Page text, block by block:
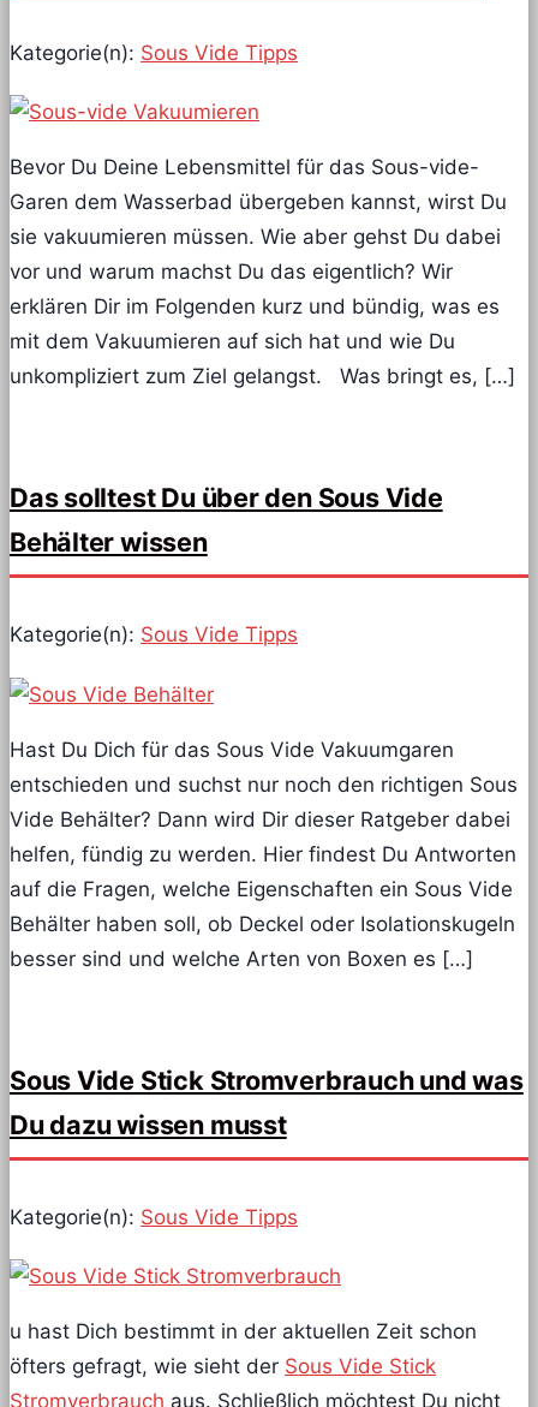
Kategorie(n): Sous Vide Tipps
Bevor Du Deine Lebensmittel für das Sous-vide-
Garen dem Wasserbad übergeben kannst, wirst Du
sie vakuumieren müssen. Wie aber gehst Du dabei
vor und warum machst Du das eigentlich? Wir
erklären Dir im Folgenden kurz und bündig, was es
mit dem Vakuumieren auf sich hat und wie Du
unkompliziert zum Ziel gelangst. Was bringt es, […]
Das solltest Du über den Sous Vide
Behälter wissen
Kategorie(n): Sous Vide Tipps
Hast Du Dich für das Sous Vide Vakuumgaren
entschieden und suchst nur noch den richtigen Sous
Vide Behälter? Dann wird Dir dieser Ratgeber dabei
helfen, fündig zu werden. Hier findest Du Antworten
auf die Fragen, welche Eigenschaften ein Sous Vide
Behälter haben soll, ob Deckel oder Isolationskugeln
besser sind und welche Arten von Boxen es […]
Sous Vide Stick Stromverbrauch und was
Du dazu wissen musst
Kategorie(n): Sous Vide Tipps
u hast Dich bestimmt in der aktuellen Zeit schon
öfters gefragt, wie sieht der Sous Vide Stick
Stromverbrauch aus. Schließlich möchtest Du nicht